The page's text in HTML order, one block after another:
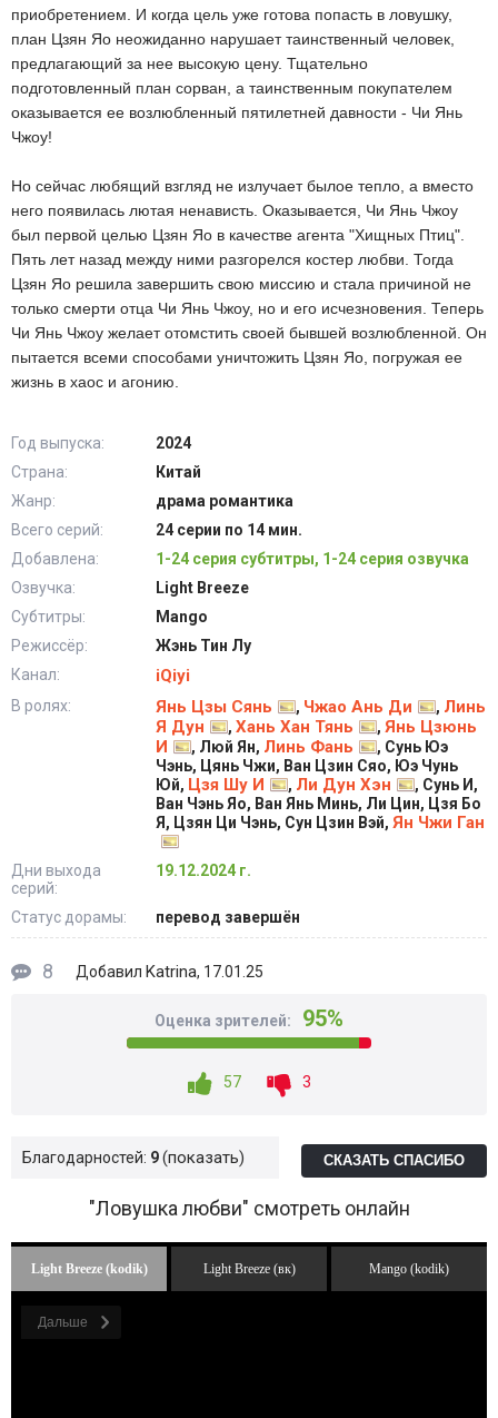
приобретением. И когда цель уже готова попасть в ловушку,
план Цзян Яо неожиданно нарушает таинственный человек,
предлагающий за нее высокую цену. Тщательно
подготовленный план сорван, а таинственным покупателем
оказывается ее возлюбленный пятилетней давности - Чи Янь
Чжоу!
Но сейчас любящий взгляд не излучает былое тепло, а вместо
него появилась лютая ненависть. Оказывается, Чи Янь Чжоу
был первой целью Цзян Яо в качестве агента "Хищных Птиц".
Пять лет назад между ними разгорелся костер любви. Тогда
Цзян Яо решила завершить свою миссию и стала причиной не
только смерти отца Чи Янь Чжоу, но и его исчезновения. Теперь
Чи Янь Чжоу желает отомстить своей бывшей возлюбленной. Он
пытается всеми способами уничтожить Цзян Яо, погружая ее
жизнь в хаос и агонию.
Год выпуска:
2024
Страна:
Китай
Жанр:
драма романтика
Всего серий:
24 серии по 14 мин.
Добавлена:
1-24 серия субтитры, 1-24 серия озвучка
Озвучка:
Light Breeze
Субтитры:
Mango
Режиссёр:
Жэнь Тин Лу
Канал:
iQiyi
В ролях: Янь Цзы Сянь , Чжао Ань Ди , Линь
Я Дун
, Хань Хан Тянь , Янь Цзюнь
И
, Люй Ян, Линь Фань
, Сунь Юэ
Чэнь, Цянь Чжи, Ван Цзин Сяо, Юэ Чунь
Юй, Цзя Шу И , Ли Дун Хэн
, Сунь И,
Ван Чэнь Яо, Ван Янь Минь, Ли Цин, Цзя Бо
Я, Цзян Ци Чэнь, Сун Цзин Вэй, Ян Чжи Ган
Дни выхода
серий:
19.12.2024 г.
Статус дорамы: перевод завершён
8 Добавил Katrina, 17.01.25
Оценка зрителей: 95%
57 3
Благодарностей: 9 показать СКАЗАТЬ СПАСИБО
"Ловушка любви" смотреть онлайн
Light Breeze (kodik) Light Breeze (вк) Mango (kodik)